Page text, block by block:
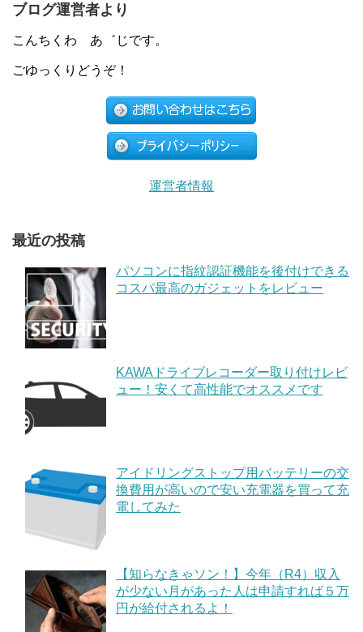
ブログ運営者より
こんちくわ あ゛じです。
ごゆっくりどうぞ！
運営者情報
最近の投稿
パソコンに指紋認証機能を後付けできる
コスパ最高のガジェットをレビュー
KAWAドライブレコーダー取り付けレビ
ュー！安くて高性能でオススメです
アイドリングストップ用バッテリーの交
換費用が高いので安い充電器を買って充
電してみた
【知らなきゃソン！】今年（R4）収入
が少ない月があった人は申請すれば５万
円が給付されるよ！